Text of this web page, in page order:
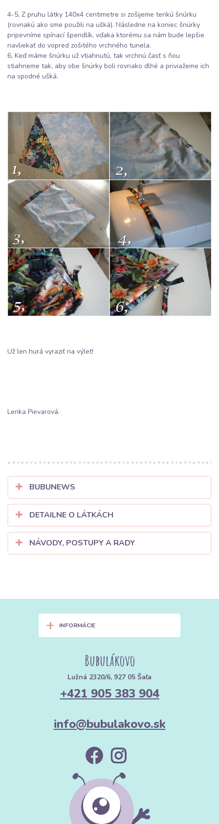
4-5, Z pruhu látky 140x4 centimetre si zošijeme tenkú šnúrku
(rovnakú ako sme použili na ušká). Následne na koniec šnúrky
pripevníme spínací špendlík, vďaka ktorému sa nám bude lepšie
navliekať do vopred zošitého vrchného tunela.
6, Keď máme šnúrku už vtiahnutú, tak vrchnú časť s ňou
stiahneme tak, aby obe šnúrky boli rovnako dlhé a priviažeme ich
na spodné ušká.
Už len hurá vyraziť na výlet!
Lenka Pievarová.
BUBUNEWS
DETAILNE O LÁTKÁCH
NÁVODY, POSTUPY A RADY
+ INFORMÁCIE
Bubulákovo
Lužná 2320/6, 927 05 Šaľa
+421 905 383 904
info@bubulakovo.sk